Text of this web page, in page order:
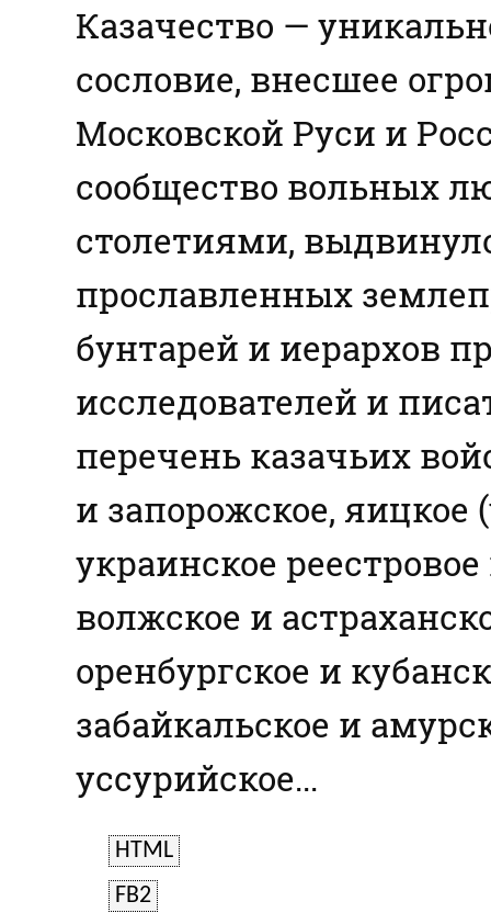
Казачество —
сословие, внесшее
Московской Руси и
сообщество вольных
столетиями,
прославленных
бунтарей и иерархов
исследователей и
перечень казачьих
и запорожское, яицкое
украинское
волжское и
оренбургское и
забайкальское и
уссурийское...
HTML
FB2